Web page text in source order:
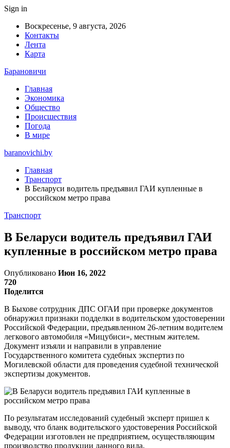
Sign in
Воскресенье, 9 августа, 2026
Контакты
Лента
Карта
Барановичи
Главная
Экономика
Общество
Происшествия
Погода
В мире
baranovichi.by
Главная
Транспорт
В Беларуси водитель предъявил ГАИ купленные в
российском метро права
Транспорт
В Беларуси водитель предъявил ГАИ
купленные в российском метро права
Опубликовано Июн 16, 2022
720
Поделится
В Быхове сотрудник ДПС ОГАИ при проверке документов
обнаружил признаки подделки в водительском удостоверении
Российской Федерации, предъявленном 26-летним водителем
легкового автомобиля «Мицубиси», местным жителем.
Документ изъяли и направили в управление
Государственного комитета судебных экспертиз по
Могилевской области для проведения судебной технической
экспертизы документов.
По результатам исследований судебный эксперт пришел к
выводу, что бланк водительского удостоверения Российской
Федерации изготовлен не предприятием, осуществляющим
производство продукции данного вида.